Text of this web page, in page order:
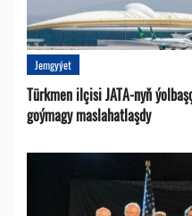
Jemgyýet
Türkmen ilçisi JATA-nyň
goýmagy maslahatlaşdy